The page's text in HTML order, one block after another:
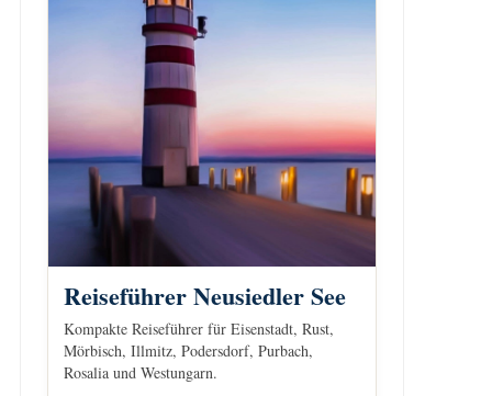
Reiseführer Neusiedler See
Kompakte Reiseführer für Eisenstadt, Rust,
Mörbisch, Illmitz, Podersdorf, Purbach,
Rosalia und Westungarn.